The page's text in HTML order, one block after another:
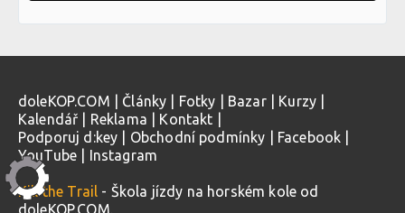
doleKOP.COM Články Fotky Bazar| Kurzy
Kalendář
Reklama Kontakt
Podporuj d:key
Obchodní podmínky Facebook
YouTube
Instagram
Kill the Trail - Škola jízdy na horském kole od
doleKOP.COM.